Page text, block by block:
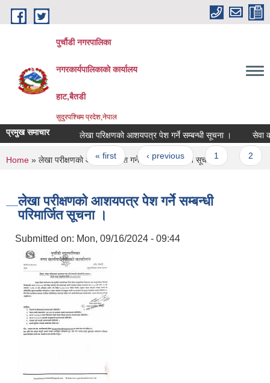
Skip to main content
पुर्चौडी नगरपालिका
नगरकार्यपालिकाकाे कार्यालय
हाट,बैतडी
सुदुरपश्चिम प्रदेश,नेपाल
प्रमुख समाचार लेखा परिक्षणकाे आशयपत्र पेश गर्ने सम्बन्धी सूचना । सेवा
Pages
« first ‹ previous 1
You are here
Home » लेखा परीक्षणकाे आशयपत्र पेश गर्ने सम्बन्धी परिमार्जित सूचना ।
लेखा परीक्षणकाे आशयपत्र पेश गर्ने सम्बन्धी
परिमार्जित सूचना ।
Submitted on: Mon, 09/16/2024 - 09:44